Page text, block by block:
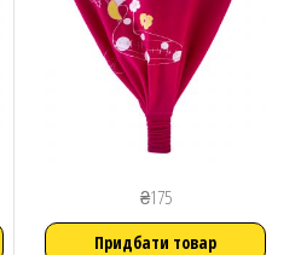
₴175
Придбати товар